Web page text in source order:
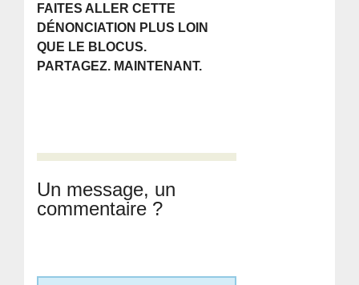
FAITES ALLER CETTE
DÉNONCIATION PLUS LOIN
QUE LE BLOCUS.
PARTAGEZ. MAINTENANT.
Un message, un
commentaire ?